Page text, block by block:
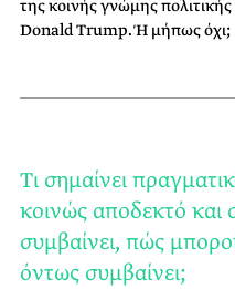
της κοινής γνώμης
Donald Trump. Ή μήπως όχι;
Tι σημαίνει
κοινώς αποδεκτό και
συμβαίνει, πώς
όντως συμβαίνει;